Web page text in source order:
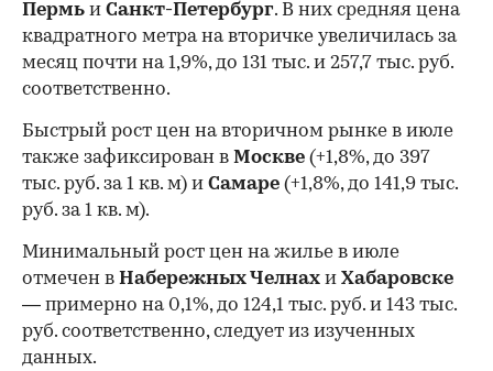
Пермь и Санкт-Петербург. В них средняя цена
квадратного метра на вторичке увеличилась за
месяц почти на 1,9%, до 131 тыс. и 257,7 тыс. руб.
соответственно.
Быстрый рост цен на вторичном рынке в июле
также зафиксирован в Москве (+1,8%, до 397
тыс. руб. за 1 кв. м) и Самаре (+1,8%, до 141,9 тыс.
руб. за 1 кв. м).
Минимальный рост цен на жилье в июле
отмечен в Набережных Челнах и Хабаровске
— примерно на 0,1%, до 124,1 тыс. руб. и 143 тыс.
руб. соответственно, следует из изученных
данных.